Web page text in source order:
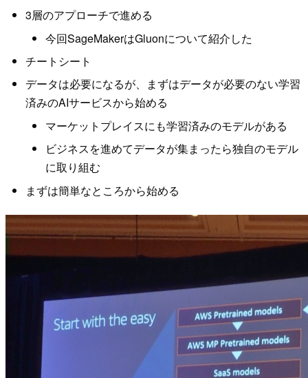
3層のアプローチで進める
今回SageMakerはGluonについて紹介した
チートシート
データは必要になるが、まずはデータが必要のない学習
済みのAIサービスから始める
マーケットプレイスにも学習済みのモデルがある
ビジネスを進めてデータが集まったら独自のモデル
に取り組む
まずは簡単なところから始める